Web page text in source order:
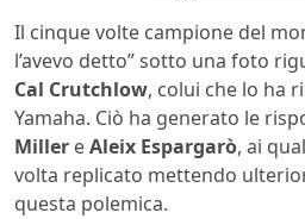
Il cinque volte campione del
l’avevo detto” sotto una foto
Cal Crutchlow, colui che lo ha
Yamaha. Ciò ha generato le
Miller eAleix Espargarò, ai
volta replicato mettendo
questa polemica.